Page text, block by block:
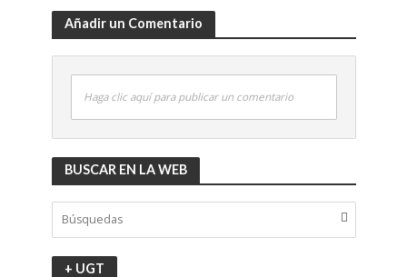
Añadir un Comentario
Haga clic aquí para publicar un comentario
BUSCAR EN LA WEB
+ UGT